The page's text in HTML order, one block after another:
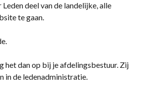
deel van de landelijke, alle
te gaan.
het dan op bij je afdelingsbestuur. Zij
in de ledenadministratie.